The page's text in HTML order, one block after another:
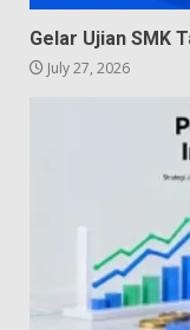
Gelar Ujian SMK
July 27, 2026